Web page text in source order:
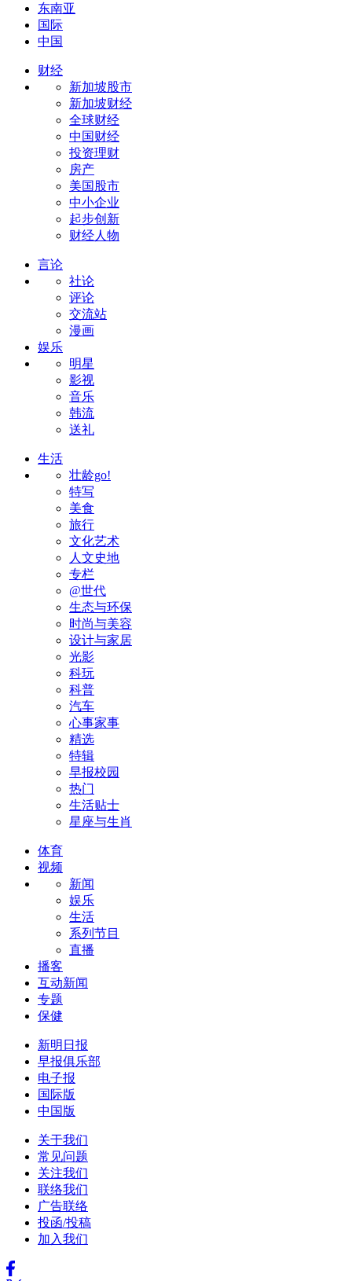
东南亚
国际
中国
财经
新加坡股市
新加坡财经
全球财经
中国财经
投资理财
房产
美国股市
中小企业
起步创新
财经人物
言论
社论
评论
交流站
漫画
娱乐
明星
影视
音乐
韩流
送礼
生活
壮龄go!
特写
美食
旅行
文化艺术
人文史地
专栏
@世代
生态与环保
时尚与美容
设计与家居
光影
科玩
科普
汽车
心事家事
精选
特辑
早报校园
热门
生活贴士
星座与生肖
体育
视频
新闻
娱乐
生活
系列节目
直播
播客
互动新闻
专题
保健
新明日报
早报俱乐部
电子报
国际版
中国版
关于我们
常见问题
关注我们
联络我们
广告联络
投函/投稿
加入我们